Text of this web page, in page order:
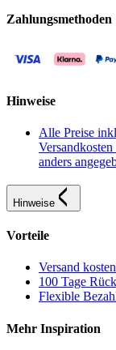
Zahlungsmethoden
Hinweise
Alle Preise
anders
Hinweise
Vorteile
Versand
100 Tage
Flexible
Mehr Inspiration